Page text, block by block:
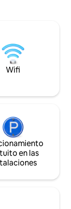
¡FRUSKE TERME
manantial a
Wifi
en las